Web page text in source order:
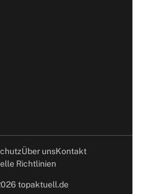
Über unsKontakt
Richtlinien
topaktuell.de